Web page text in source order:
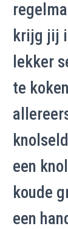
krijg jij
lekker
te
een
koude
een